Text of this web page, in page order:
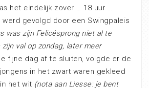
het eindelijk zover … 18 uur …
gevolgd door een Swingpaleis
was zijn Felicésprong niet al te
val op zondag, later meer
fijne dag af te sluiten, volgde er de
in het zwart waren gekleed
het wit (nota aan Liesse: je bent